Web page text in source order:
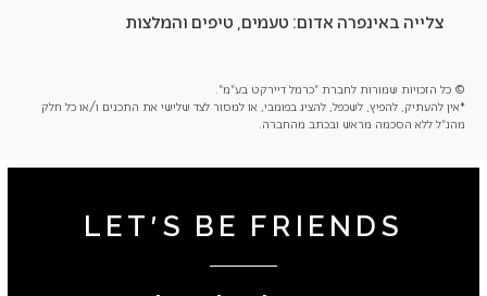
צלייה באינפרה אדום: טעמים, טיפים והמלצות
© כל הזכויות שמורות לחברת "כרמל דיירקט בע"מ".
*אין להעתיק, להפיץ, לשכפל, להציג בפומבי, או למסור לצד שלישי את התכנים ו/או כל חלק
מהנ"ל ללא הסכמה מראש ובכתב מהחברה.
LET'S BE FRIENDS